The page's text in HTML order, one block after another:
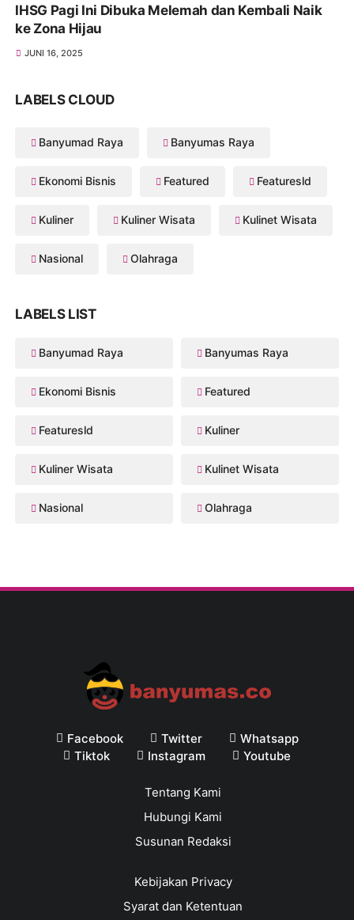
IHSG Pagi Ini Dibuka Melemah dan Kembali Naik
ke Zona Hijau
JUNI 16, 2025
LABELS CLOUD
Banyumad Raya Banyumas Raya
Ekonomi Bisnis Featured Featuresld
Kuliner Kuliner Wisata Kulinet Wisata
Nasional Olahraga
LABELS LIST
Banyumad Raya Banyumas Raya
Ekonomi Bisnis Featured
Featuresld Kuliner
Kuliner Wisata Kulinet Wisata
Nasional Olahraga
Facebook Twitter
Whatsapp
Tiktok
Instagram Youtube
Tentang Kami
Hubungi Kami
Susunan Redaksi
Kebijakan Privacy
Syarat dan Ketentuan